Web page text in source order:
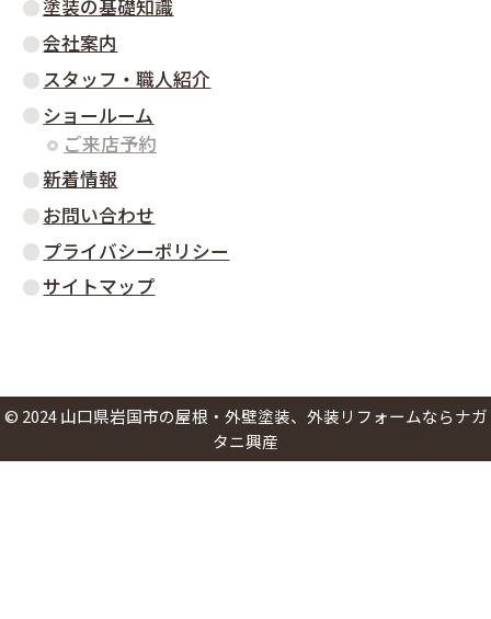
塗装の基礎知識
会社案内
スタッフ・職人紹介
ショールーム
ご来店予約
新着情報
お問い合わせ
プライバシーポリシー
サイトマップ
© 2024 山口県岩国市の屋根・外壁塗装、外装リフォームならナガ
タニ興産